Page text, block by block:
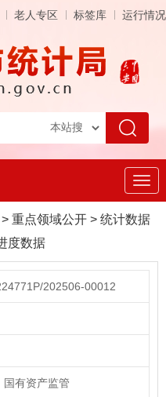
老人专区 标签库 运行情况
导
航
> 重点领域公开 > 统计数据
度数据
202506-00012
国有资产监管